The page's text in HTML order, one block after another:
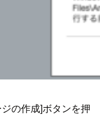
の作成]ボタンを押